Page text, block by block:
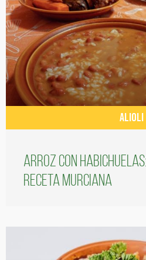
ALIOLI
Arroz con
receta murciana